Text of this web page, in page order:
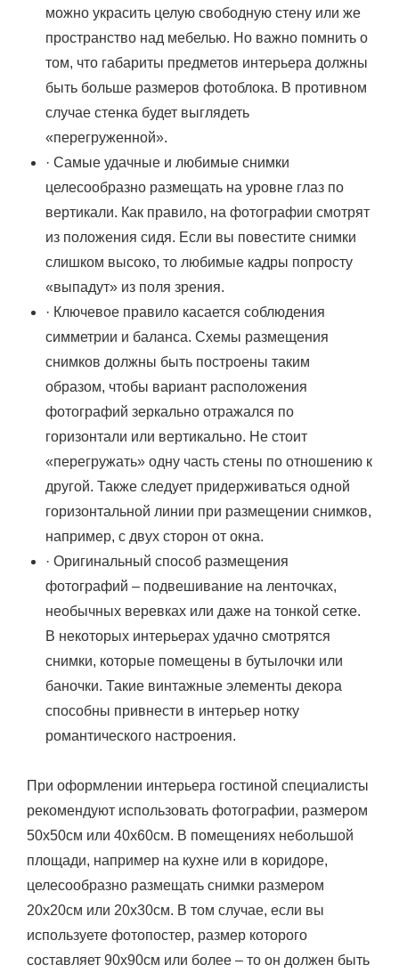
можно украсить целую свободную стену или же
пространство над мебелью. Но важно помнить о
том, что габариты предметов интерьера должны
быть больше размеров фотоблока. В противном
случае стенка будет выглядеть
«перегруженной».
·​ Самые удачные и любимые снимки
целесообразно размещать на уровне глаз по
вертикали. Как правило, на фотографии смотрят
из положения сидя. Если вы повестите снимки
слишком высоко, то любимые кадры попросту
«выпадут» из поля зрения.
·​ Ключевое правило касается соблюдения
симметрии и баланса. Схемы размещения
снимков должны быть построены таким
образом, чтобы вариант расположения
фотографий зеркально отражался по
горизонтали или вертикально. Не стоит
«перегружать» одну часть стены по отношению к
другой. Также следует придерживаться одной
горизонтальной линии при размещении снимков,
например, с двух сторон от окна.
·​ Оригинальный способ размещения
фотографий – подвешивание на ленточках,
необычных веревках или даже на тонкой сетке.
В некоторых интерьерах удачно смотрятся
снимки, которые помещены в бутылочки или
баночки. Такие винтажные элементы декора
способны привнести в интерьер нотку
романтического настроения.
При оформлении интерьера гостиной специалисты
рекомендуют использовать фотографии, размером
50х50см или 40х60см. В помещениях небольшой
площади, например на кухне или в коридоре,
целесообразно размещать снимки размером
20х20см или 20х30см. В том случае, если вы
используете фотопостер, размер которого
составляет 90х90см или более – то он должен быть